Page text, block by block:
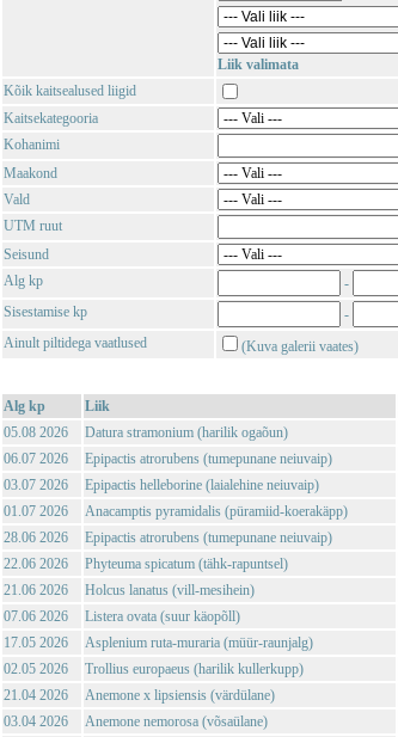
Liik valimata
Kõik kaitsealused liigid
Kaitsekategooria
Kohanimi
Maakond
Vald
UTM ruut
Seisund
Alg kp
-
Sisestamise kp
-
Ainult piltidega vaatlused
(Kuva galerii vaates)
Alg kp Liik
05.08 2026
Datura stramonium (harilik ogaõun)
06.07 2026
Epipactis atrorubens (tumepunane neiuvaip)
03.07 2026
Epipactis helleborine (laialehine neiuvaip)
01.07 2026
Anacamptis pyramidalis (püramiid-koerakäpp)
28.06 2026
Epipactis atrorubens (tumepunane neiuvaip)
22.06 2026
Phyteuma spicatum (tähk-rapuntsel)
21.06 2026
Holcus lanatus (vill-mesihein)
07.06 2026
Listera ovata (suur käopõll)
17.05 2026
Asplenium ruta-muraria (müür-raunjalg)
02.05 2026
Trollius europaeus (harilik kullerkupp)
21.04 2026
Anemone x lipsiensis (värdülane)
03.04 2026
Anemone nemorosa (võsaülane)